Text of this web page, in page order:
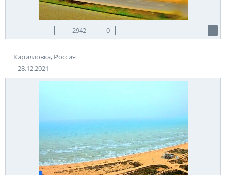
2942 0
Кирилловка, Россия
28.12.2021